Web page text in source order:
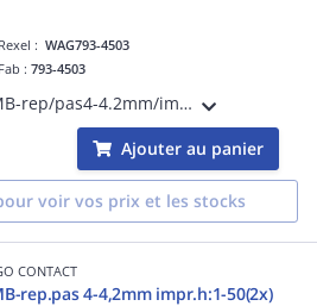
:WAG793-4503
:793-4503
WMB-rep/pas4-4.2mm/impr/w:11-20(10 x)
Ajouter au panier
voir vos prix et les stocks
CONTACT
rep.pas 4-4,2mm impr.h:1-50(2x)